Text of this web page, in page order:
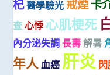
杞醫學驗光 戒煙卡
查 心悸 心肌梗死
內分泌失調 長壽 解暑
年人 血癌 肝炎